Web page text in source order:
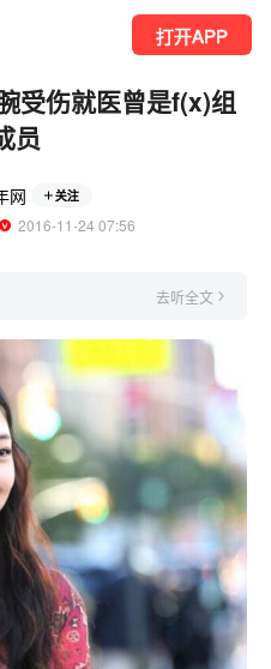
打开APP
受伤就医曾是f(x)组
员
网 关注
  2016-11-24 07:56
去听全文